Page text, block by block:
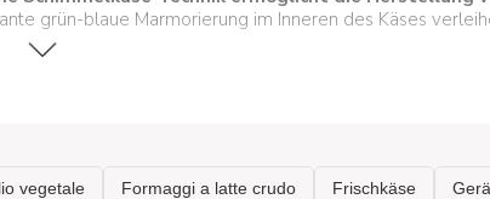
grün-blaue Marmorierung im Inneren des Käses